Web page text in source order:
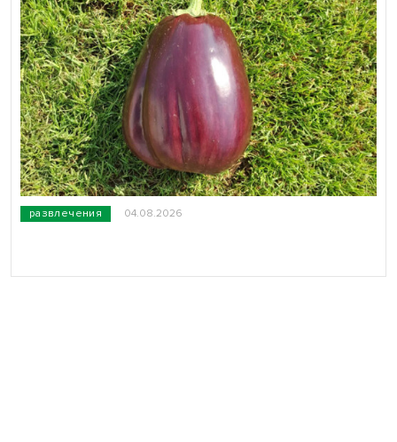
развлечения 04.08.2026